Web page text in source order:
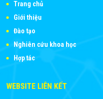
Trang chủ
Giới thiệu
Đào tạo
Nghiên cứu khoa học
Hợp tác
WEBSITE LIÊN KẾT